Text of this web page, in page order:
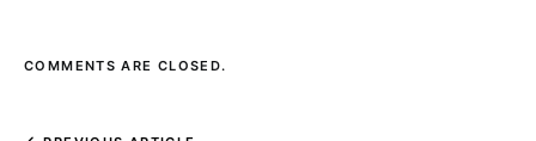
COMMENTS ARE CLOSED.